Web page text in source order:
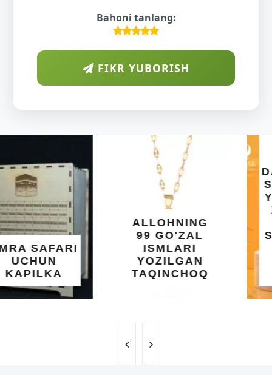
Bahoni tanlang:
FIKR YUBORISH
ALLOHNING
99 GO'ZAL
ISMLARI
YOZILGAN
TAQINCHOQ
DIYORIDA
O'SUVCHI
KUNDUR
DARAXTINING
SHIFOBAXSH
YELIMI: AQL,
XOTIRA VA
UMUMIY
SALOMATLIK
UCHUN
BEBAHO
NE'MAT